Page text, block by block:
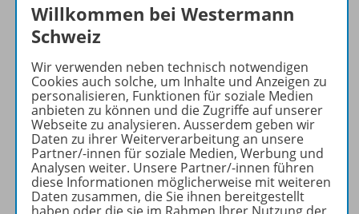
Produktinformationen
Beschreibung
Zugehörige Produkte
Willkommen bei Westermann
Schweiz
Wir verwenden neben technisch notwendigen
Cookies auch solche, um Inhalte und Anzeigen zu
personalisieren, Funktionen für soziale Medien
anbieten zu können und die Zugriffe auf unserer
Webseite zu analysieren. Ausserdem geben wir
Daten zu ihrer Weiterverarbeitung an unsere
Partner/-innen für soziale Medien, Werbung und
Analysen weiter. Unsere Partner/-innen führen
diese Informationen möglicherweise mit weiteren
Daten zusammen, die Sie ihnen bereitgestellt
haben oder die sie im Rahmen Ihrer Nutzung der